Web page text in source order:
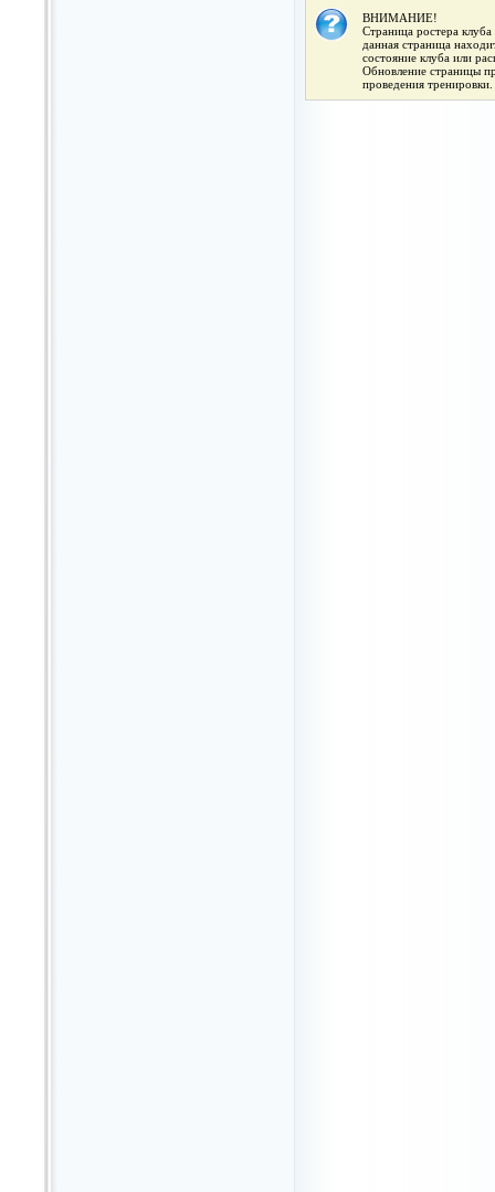
ВНИМАНИЕ!
Страница ростера
данная страница
состояние клуба или
Обновление страницы
проведения тренировки.